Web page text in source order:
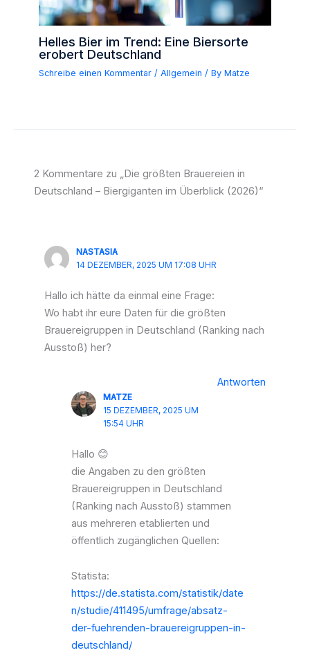
Helles Bier im Trend: Eine Biersorte
erobert Deutschland
Schreibe einen Kommentar /Allgemein / ByMatze
2 Kommentare zu „Die größten Brauereien in
Deutschland – Biergiganten im Überblick (2026)“
NASTASIA
14 DEZEMBER, 2025 UM 17:08 UHR
Hallo ich hätte da einmal eine Frage:
Wo habt ihr eure Daten für die größten
Brauereigruppen in Deutschland (Ranking nach
Ausstoß) her?
Antworten
MATZE
15 DEZEMBER, 2025 UM
15:54 UHR
Hallo 😊
die Angaben zu den größten
Brauereigruppen in Deutschland
(Ranking nach Ausstoß) stammen
aus mehreren etablierten und
öffentlich zugänglichen Quellen:
Statista:
https://de.statista.com/statistik/date
n/studie/411495/umfrage/absatz-
der-fuehrenden-brauereigruppen-in-
deutschland/